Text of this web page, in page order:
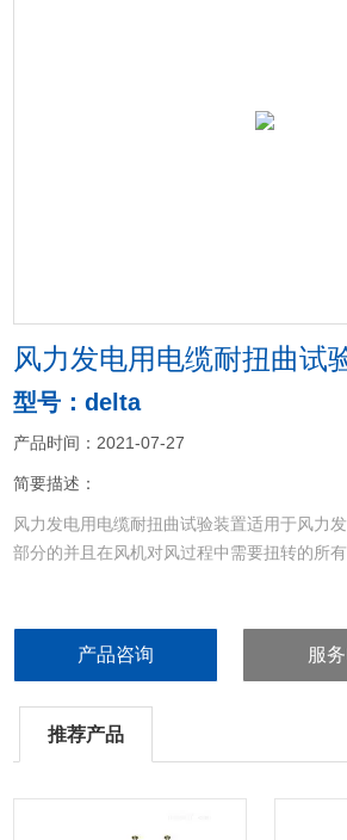
风力发电用电缆耐扭曲试
型号：delta
产品时间：2021-07-27
简要描述：
风力发电用电缆耐扭曲试验装置适用于风力
部分的并且在风机对风过程中需要扭转的所有
产品咨询 服
推荐产品